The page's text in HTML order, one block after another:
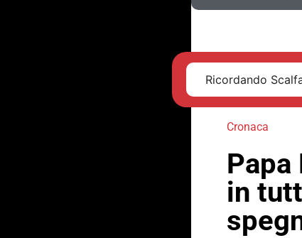
Ricordando
Cronaca
Papa
in